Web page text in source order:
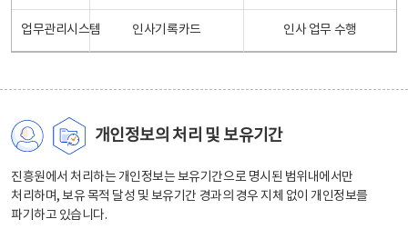
업무관리시스템 인사기록카드 인사 업무 수행
개인정보의 처리 및 보유기간
진흥원에서 처리하는 개인정보는 보유기간으로 명시된 범위내에서만
처리하며, 보유 목적 달성 및 보유기간 경과의 경우 지체 없이 개인정보를
파기하고 있습니다.